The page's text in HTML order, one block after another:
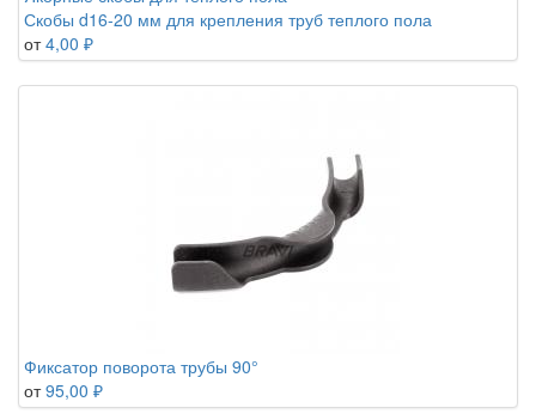
Скобы d16-20 мм для крепления труб теплого пола
от 4,00 ₽
Фиксатор поворота трубы 90°
от 95,00 ₽